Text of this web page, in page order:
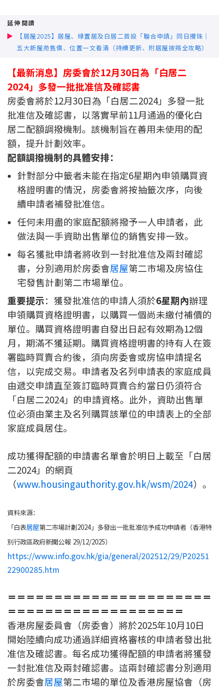
置業預算
工商舖按揭計算
印花稅計算
免費物業估價
下載中心
按揭全面睇
新聞/研究
公司動態
按市新聞
統計數據庫
按揭快趣智識
按揭智庫
樓按專欄
按揭百科
實時銀行資訊
裝修·保險優惠
裝修設計專欄
聯絡我們
聯絡方法
條款及細則
私隱政策
简
延伸閱讀
【居屋2025】居屋、綠置居及白居二首設「聯合申請」同日攪珠｜
五大新屋苑售價、位置一文看清（持續更新、附居屋按揭全攻略）
【最新消息】房委會於12月30日為「白居二
2024」多發一批批准信及確認書
房委會將於12月30日為「白居二2024」多發一批
批准信及確認書，以落實早前11月通過的優化白
居二配額調撥機制。該機制旨在善用未使用的配
額，提升計劃效率。
配額調撥機制的具體安排：
針對部分中籤者未能在指定6星期內申領購買資
格證明書的情況，房委會將按抽籤次序，向後
續申請者補發批准信。
任何未用盡的家庭配額將撥予一人申請者，此
做法與一手資助出售單位的銷售安排一致。
每名獲批申請者將收到一封批准信及兩封確認
書，分別適用於房委會居屋第二市場及房協住
宅發售計劃第二市場單位。
重要提示：獲發批准信的申請人須於6星期內辦理
申領購買資格證明書，以購買一個尚未繳付補價的
單位。購買資格證明書自發出日起有效期為12個
月，期滿不獲延期。購買資格證明書的持有人在簽
署臨時買賣合約後，須向房委會或房協申請提名
信，以完成交易。申請者及名列申請表的家庭成員
由遞交申請直至簽訂臨時買賣合約當日仍須符合
「白居二2024」的申請資格。此外，資助出售單
位必須由業主及名列購買該單位的申請表上的全部
家庭成員居住。
成功獲得配額的申請書名單會於明日上載至「白居
二2024」的網頁
（www.housingauthority.gov.hk/wsm/2024）。
資料來源：
「白表居屋第二市場計劃2024」多發出一批批准信予成功申請者（香港特
別行政區政府新聞公報 29/12/2025）
https://www.info.gov.hk/gia/general/202512/29/P20251
22900285.htm
＝＝＝＝＝＝＝＝＝＝＝＝＝＝＝＝＝＝＝＝＝＝
＝＝＝＝＝＝＝＝＝＝＝＝＝＝＝＝＝＝＝
香港房屋委員會（房委會）將於2025年10月10日
開始陸續向成功通過詳細資格審核的申請者發出批
准信及確認書。每名成功獲得配額的申請者將獲發
一封批准信及兩封確認書。這兩封確認書分別適用
於房委會居屋第二市場的單位及香港房屋協會（房